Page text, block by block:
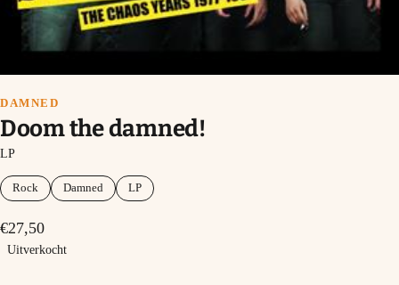
DAMNED
Doom the damned!
LP
Rock Damned LP
€27,50
Uitverkocht